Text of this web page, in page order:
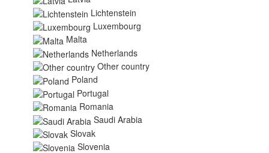
Lichtenstein
Luxembourg
Malta
Netherlands
Other country
Poland
Portugal
Romania
Saudi Arabia
Slovak
Slovenia